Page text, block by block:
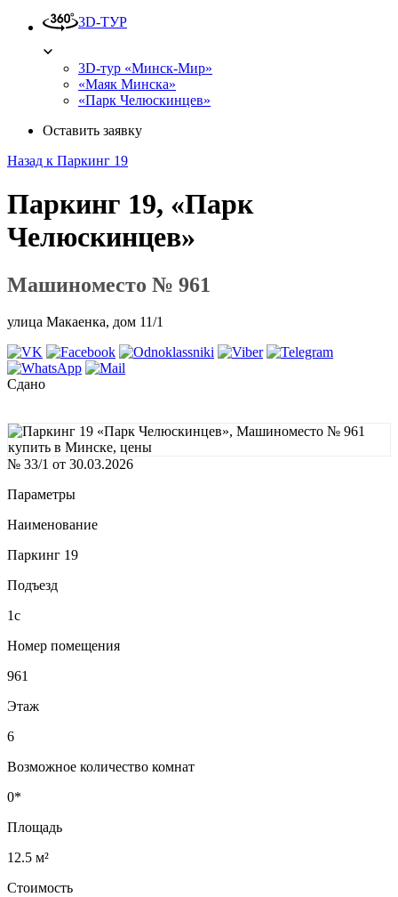
3D-ТУР
3D-тур «Минск-Мир»
«Маяк Минска»
«Парк Челюскинцев»
Оставить заявку
Назад к Паркинг 19
Паркинг 19, «Парк
Челюскинцев»
Машиноместо № 961
улица Макаенка, дом 11/1
Сдано
№ 33/1 от 30.03.2026
Параметры
Наименование
Паркинг 19
Подъезд
1с
Номер помещения
961
Этаж
6
Возможное количество комнат
0*
Площадь
12.5 м²
Стоимость